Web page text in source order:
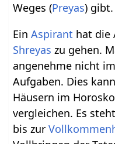
Weges (Preyas) gibt.
EinAspirant hat die
Shreyas zu gehen.
angenehme nicht
Aufgaben. Dies
Häusern im
vergleichen. Es
bis zur